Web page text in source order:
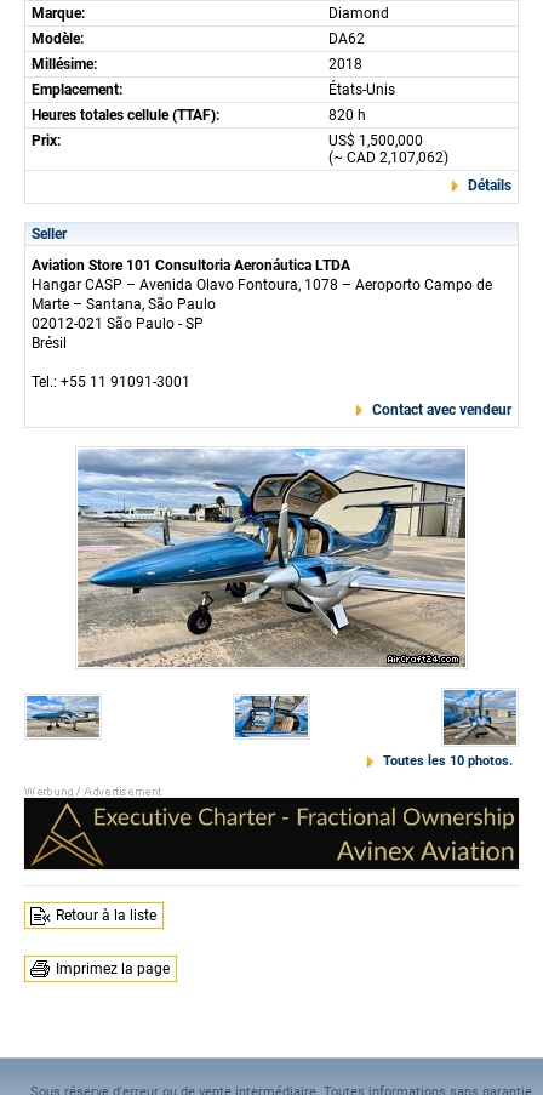
Marque:
Diamond
Modèle:
DA62
Millésime:
2018
Emplacement:
États-Unis
Heures totales cellule (TTAF):
820 h
Prix:
US$ 1,500,000
(~ CAD 2,107,062)
Détails
Seller
Aviation Store 101 Consultoria Aeronáutica LTDA
Hangar CASP – Avenida Olavo Fontoura, 1078 – Aeroporto Campo de
Marte – Santana, São Paulo
02012-021 São Paulo - SP
Brésil
Tel.: +55 11 91091-3001
Contact avec vendeur
Toutes les 10 photos.
Retour à la liste
Imprimez la page